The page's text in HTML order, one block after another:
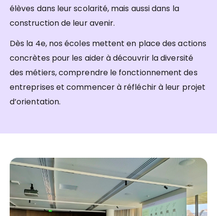
élèves dans leur scolarité, mais aussi dans la
construction de leur avenir.
Dès la 4e, nos écoles mettent en place des actions
concrètes pour les aider à découvrir la diversité
des métiers, comprendre le fonctionnement des
entreprises et commencer à réfléchir à leur projet
d’orientation.